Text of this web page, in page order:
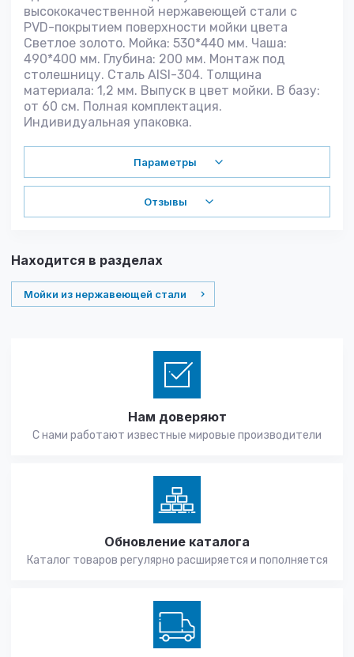
высококачественной нержавеющей стали с
PVD-покрытием поверхности мойки цвета
Светлое золото. Мойка: 530*440 мм. Чаша:
490*400 мм. Глубина: 200 мм. Монтаж под
столешницу. Сталь AISI-304. Толщина
материала: 1,2 мм. Выпуск в цвет мойки. В базу:
от 60 см. Полная комплектация.
Индивидуальная упаковка.
Параметры
Отзывы
Находится в разделах
Мойки из нержавеющей стали
Нам доверяют
С нами работают известные мировые производители
Обновление каталога
Каталог товаров регулярно расширяется и пополняется